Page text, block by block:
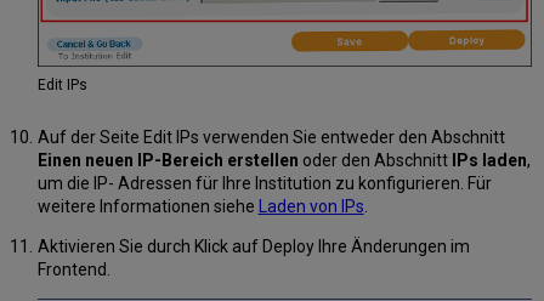
Edit IPs
Auf der Seite Edit IPs verwenden Sie entweder den Abschnitt
Einen neuen IP-Bereich erstellen oder den Abschnitt IPs laden,
um die IP- Adressen für Ihre Institution zu konfigurieren. Für
weitere Informationen siehe
Laden von IPs
Aktivieren Sie durch Klick auf Deploy Ihre Änderungen im
Frontend.